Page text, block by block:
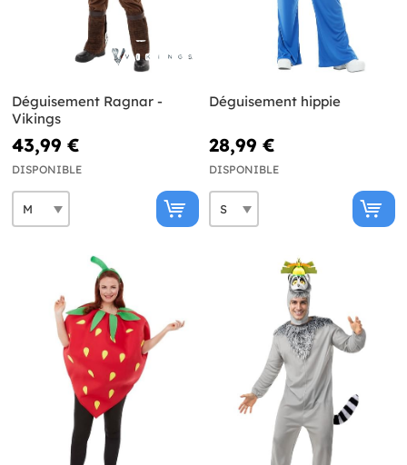
Déguisement Ragnar -
Vikings
43,99 €
DISPONIBLE
Déguisement hippie
28,99 €
DISPONIBLE